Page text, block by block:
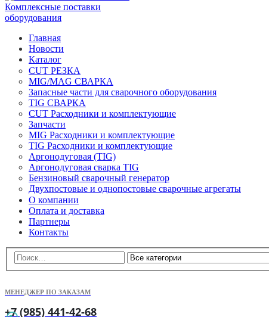
Главная
Новости
Каталог
CUT РЕЗКА
MIG/MAG СВАРКА
Запасные части для сварочного оборудования
TIG СВАРКА
CUT Расходники и комплектующие
Запчасти
MIG Расходники и комплектующие
TIG Расходники и комплектующие
Аргонодуговая (TIG)
Аргонодуговая сварка TIG
Бензиновый сварочный генератор
Двухпостовые и однопостовые сварочные агрегаты
О компании
Оплата и доставка
Партнеры
Контакты
МЕНЕДЖЕР ПО ЗАКАЗАМ
+7 (985) 441-42-68